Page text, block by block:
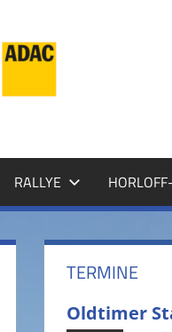
RALLYE
TERMINE
Oldtimer